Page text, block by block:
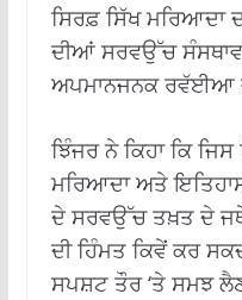
ਸਿਰਫ਼ ਸਿੱਖ ਮਰਿਆਦਾ
ਦੀਆਂ ਸਰਵਉੱਚ
ਅਪਮਾਨਜਨਕ ਰਵੱਈਆ
ਝਿੰਜਰ ਨੇ ਕਿਹਾ ਕਿ
ਮਰਿਆਦਾ ਅਤੇ
ਦੇ ਸਰਵਉੱਚ ਤਖ਼ਤ ਦੇ
ਦੀ ਹਿੰਮਤ ਕਿਵੇਂ ਕਰ
ਸਪਸ਼ਟ ਤੌਰ ‘ਤੇ ਸਮਝ